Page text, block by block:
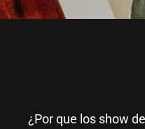
¿Por que los show